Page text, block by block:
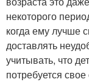
некоторого
когда ему лучше
доставлять
учитывать, что
потребуется